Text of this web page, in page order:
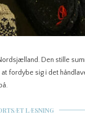
Den stille
fordybe sig i det
LÆSNING